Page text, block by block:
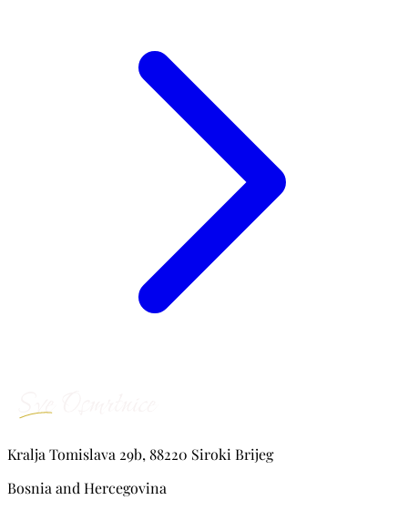
Kralja Tomislava 29b, 88220 Siroki Brijeg
Bosnia and Hercegovina